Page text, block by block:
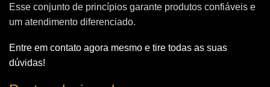
Esse conjunto de princípios garante produtos confiáveis e
um atendimento diferenciado.
Entre em contato agora mesmo e tire todas as suas
dúvidas!